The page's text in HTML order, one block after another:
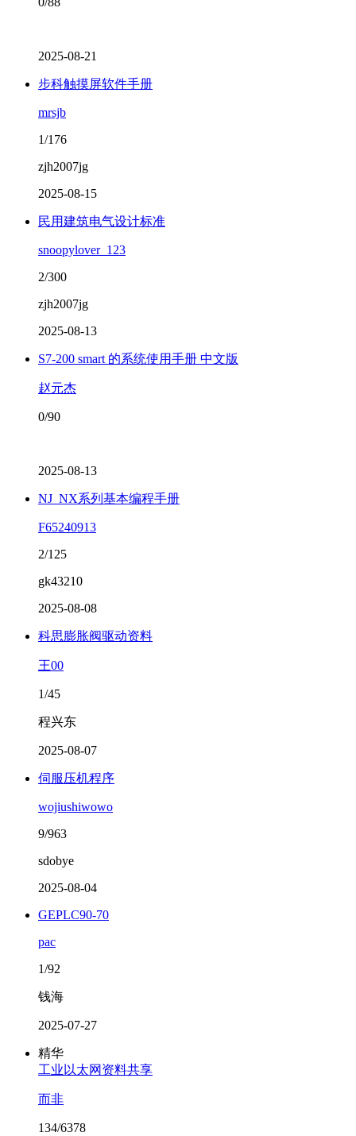
2025-08-21
步科触摸屏软件手册
mrsjb
1/176
zjh2007jg
2025-08-15
民用建筑电气设计标准
snoopylover_123
2/300
zjh2007jg
2025-08-13
S7-200 smart 的系统使用手册 中文版
赵元杰
0/90
2025-08-13
NJ_NX系列基本编程手册
F65240913
2/125
gk43210
2025-08-08
科思膨胀阀驱动资料
王00
1/45
程兴东
2025-08-07
伺服压机程序
wojiushiwowo
9/963
sdobye
2025-08-04
GEPLC90-70
pac
1/92
钱海
2025-07-27
精华
工业以太网资料共享
而非
134/6378